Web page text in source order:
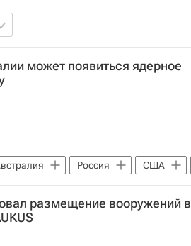
может появиться ядерное
Россия США
размещение вооружений в